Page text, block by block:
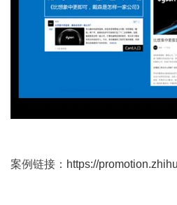
案例链接： https://